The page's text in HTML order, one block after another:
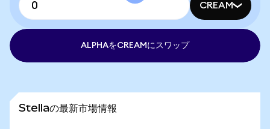
CREAM
ALPHAをCREAMにスワップ
Stellaの最新市場情報